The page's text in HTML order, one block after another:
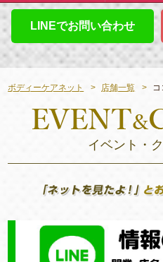
LINEでお問い合わせ
ボディーケアネット 店舗一覧
イベント・